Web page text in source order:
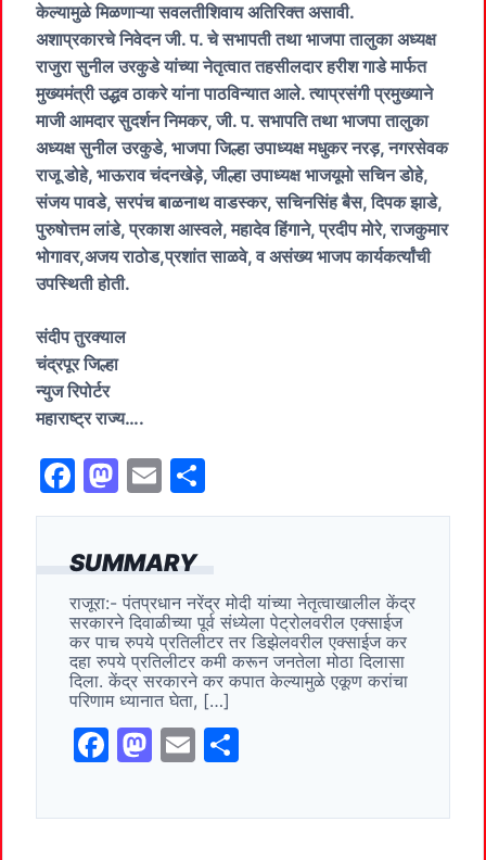
SUMMARY
राजूरा:- पंतप्रधान नरेंद्र मोदी यांच्या नेतृत्वाखालील केंद्र
सरकारने दिवाळीच्या पूर्व संध्येला पेट्रोलवरील एक्साईज
कर पाच रुपये प्रतिलीटर तर डिझेलवरील एक्साईज कर
दहा रुपये प्रतिलीटर कमी करून जनतेला मोठा दिलासा
दिला. केंद्र सरकारने कर कपात केल्यामुळे एकूण करांचा
परिणाम ध्यानात घेता, […]
F
c
M
st
E
ai ar
केल्यामुळे मिळणाऱ्या सवलतीशिवाय अतिरिक्त असावी.
अशाप्रकारचे निवेदन जी. प. चे सभापती तथा भाजपा तालुका अध्यक्ष
राजुरा सुनील उरकुडे यांच्या नेतृत्वात तहसीलदार हरीश गाडे मार्फत
मुख्यमंत्री उद्धव ठाकरे यांना पाठविन्यात आले. त्याप्रसंगी प्रमुख्याने
माजी आमदार सुदर्शन निमकर, जी. प. सभापति तथा भाजपा तालुका
अध्यक्ष सुनील उरकुडे, भाजपा जिल्हा उपाध्यक्ष मधुकर नरड़, नगरसेवक
राजू डोहे, भाऊराव चंदनखेड़े, जील्हा उपाध्यक्ष भाजयूमो सचिन डोहे,
संजय पावडे, सरपंच बाळनाथ वाडस्कर, सचिनसिंह बैस, दिपक झाडे,
पुरुषोत्तम लांडे, प्रकाश आस्वले, महादेव हिंगाने, प्रदीप मोरे, राजकुमार
भोगावर,अजय राठोड,प्रशांत साळवे, व असंख्य भाजप कार्यकर्त्यांची
उपस्थिती होती.
संदीप तुरक्याल
चंद्रपूर जिल्हा
न्युज रिपोर्टर
महाराष्ट्र राज्य….
F
a
c
e
b
o
o
k
M
a
st
o
d
o
n
E
m
ai
l
h